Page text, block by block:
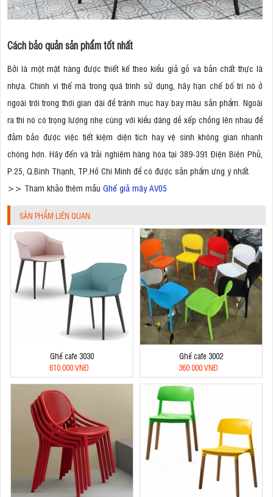
Cách bảo quản sản phẩm tốt nhất
Bởi là một mặt hàng được thiết kế theo kiểu giả gỗ và bản chất thực là
nhựa. Chính vì thế mà trong quá trình sử dụng, hãy hạn chế bố trí nó ở
ngoài trời trong thời gian dài để tránh mục hay bay màu sản phẩm. Ngoài
ra thì nó có trọng lượng nhẹ cùng với kiểu dáng dễ xếp chồng lên nhau để
đảm bảo được việc tiết kiệm diện tích hay vệ sinh không gian nhanh
chóng hơn. Hãy đến và trải nghiệm hàng hóa tại 389-391 Điện Biên Phủ,
P.25, Q.Bình Thạnh, TP.Hồ Chí Minh để có được sản phẩm ưng ý nhất.
>> Tham khảo thêm mẫu Ghế giả mây AV05
SẢN PHẨM LIÊN QUAN
Ghế cafe 3030
610.000 VNĐ
Ghế cafe 3002
360.000 VNĐ